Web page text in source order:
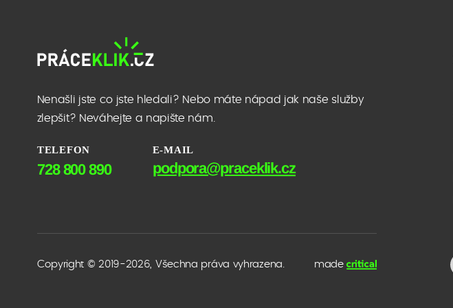
Nenašli jste co jste hledali? Nebo máte nápad jak naše služby
zlepšit? Neváhejte a napište nám.
TELEFON
728 800 890
E-MAIL
podpora@praceklik.cz
Copyright © 2019-2026, Všechna práva vyhrazena. made